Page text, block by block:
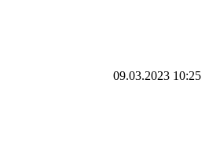
09.03.2023 10:25